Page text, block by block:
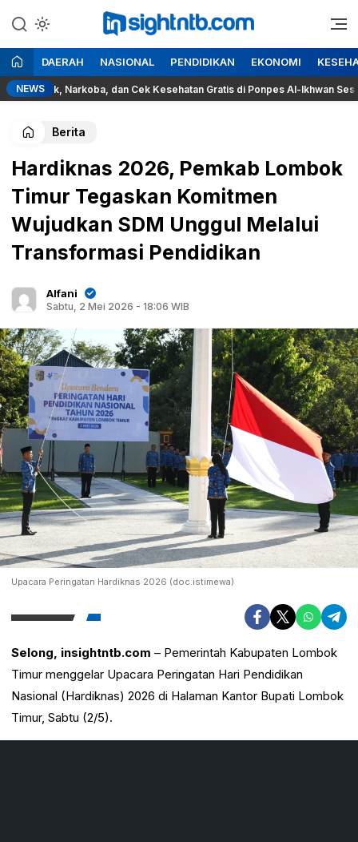
ke
konten
Insight NTB
Berita Seputar NTB
DAERAH NASIONAL PENDIDIKAN EKONOMI
NEWS
Narkoba, dan Cek Kesehatan Gratis di Ponpes Al-Ikhwan Sesait
Berita
Hardiknas 2026, Pemkab Lombok
Timur Tegaskan Komitmen
Wujudkan SDM Unggul Melalui
Transformasi Pendidikan
Alfani
Sabtu, 2 Mei 2026 - 18:06 WIB
Upacara Peringatan Hardiknas 2026 (doc.istimewa)
Selong, insightntb.com – Pemerintah Kabupaten Lombok
Timur menggelar Upacara Peringatan Hari Pendidikan
Nasional (Hardiknas) 2026 di Halaman Kantor Bupati Lombok
Timur, Sabtu (2/5).